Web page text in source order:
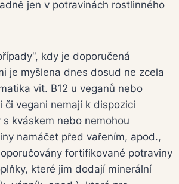
jen v potravinách rostlinného
kdy je doporučená
je myšlena dnes dosud ne zcela
vit. B12 u veganů nebo
či vegani nemají k dispozici
kváskem nebo nemohou
namáčet před vařením, apod.,
fortifikované potraviny
které jim dodají minerální